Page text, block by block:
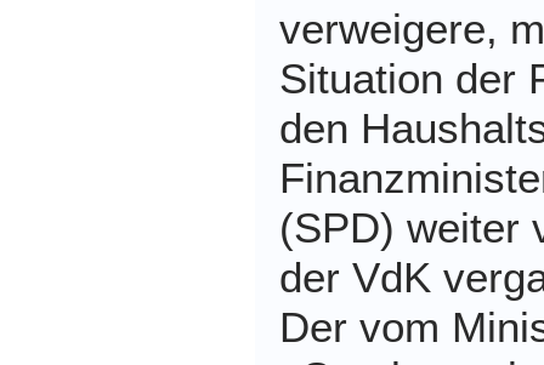
verweigere,
Situation der
den
(SPD) weiter
der VdK
Der vom